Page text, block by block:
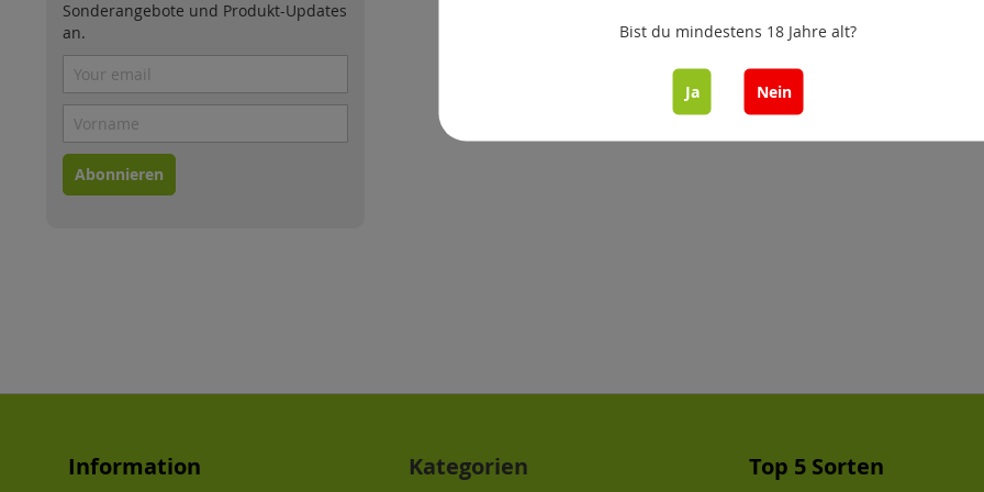
Sonderangebote und Produkt-Updates
an.
Abonnieren
Bist du mindestens 18 Jahre alt?
Ja Nein
Information Kategorien Top 5 Sorten